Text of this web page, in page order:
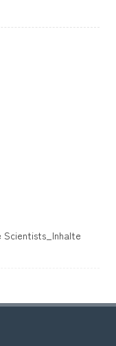
Scientists_Inhalte